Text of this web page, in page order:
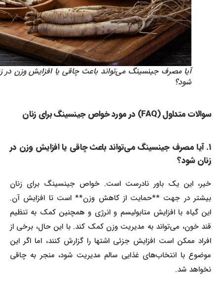
آیا مصرف جینسینگ می‌تواند باعث چاقی یا افزایش وزن در زنان
شود؟
سوالات متداول (FAQ) در مورد خواص جینسینگ برای زنان
۱. آیا مصرف جینسینگ می‌تواند باعث چاقی یا افزایش وزن در
زنان شود؟
خیر، این یک باور نادرست است. خواص جینسینگ برای زنان
بیشتر در جهت **حمایت از کاهش وزن** است تا افزایش آن.
این گیاه با افزایش متابولیسم و انرژی و همچنین کمک به تنظیم
قند خون، می‌تواند به مدیریت وزن کمک کند. با این حال، برخی از
افراد ممکن است افزایش جزئی اشتها را گزارش کنند، اما اگر این
موضوع با انتخاب‌های غذایی سالم مدیریت شود، منجر به چاقی
نخواهد شد.